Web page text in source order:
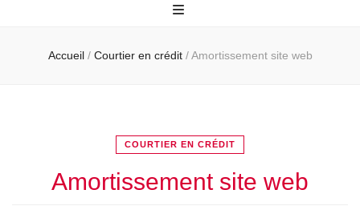
Accueil / Courtier en crédit / Amortissement site web
COURTIER EN CRÉDIT
Amortissement site web